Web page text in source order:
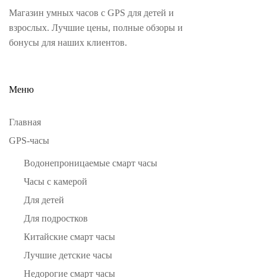
Магазин умных часов с GPS для детей и
взрослых. Лучшие цены, полные обзоры и
бонусы для наших клиентов.
Меню
Главная
GPS-часы
Водонепроницаемые смарт часы
Часы с камерой
Для детей
Для подростков
Китайские смарт часы
Лучшие детские часы
Недорогие смарт часы